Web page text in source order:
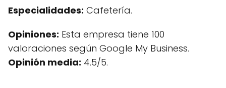
Especialidades: Cafetería.
Opiniones: Esta empresa tiene 100
valoraciones según Google My Business.
Opinión media: 4.5/5.